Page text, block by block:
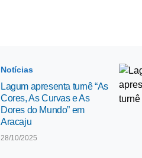
Notícias
Lagum apresenta turnê “As
Cores, As Curvas e As
Dores do Mundo” em
Aracaju
28/10/2025